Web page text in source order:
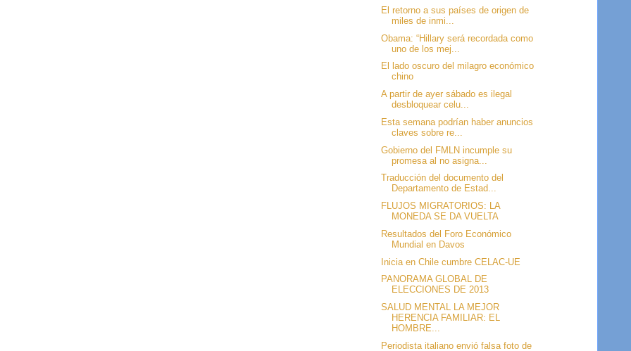
El retorno a sus países de origen de
miles de inmi...
Obama: “Hillary será recordada como
uno de los mej...
El lado oscuro del milagro económico
chino
A partir de ayer sábado es ilegal
desbloquear celu...
Esta semana podrían haber anuncios
claves sobre re...
Gobierno del FMLN incumple su
promesa al no asigna...
Traducción del documento del
Departamento de Estad...
FLUJOS MIGRATORIOS: LA
MONEDA SE DA VUELTA
Resultados del Foro Económico
Mundial en Davos
Inicia en Chile cumbre CELAC-UE
PANORAMA GLOBAL DE
ELECCIONES DE 2013
SALUD MENTAL LA MEJOR
HERENCIA FAMILIAR: EL
HOMBRE...
Periodista italiano envió falsa foto de